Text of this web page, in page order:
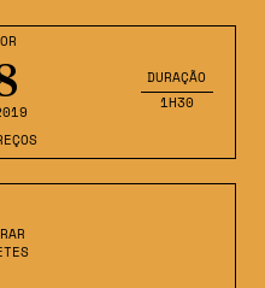
DURAÇÃO
1H30